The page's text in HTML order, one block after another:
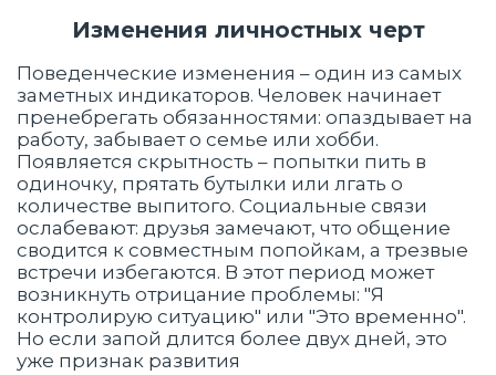
Изменения личностных черт
Поведенческие изменения – один из самых
заметных индикаторов. Человек начинает
пренебрегать обязанностями: опаздывает на
работу, забывает о семье или хобби.
Появляется скрытность – попытки пить в
одиночку, прятать бутылки или лгать о
количестве выпитого. Социальные связи
ослабевают: друзья замечают, что общение
сводится к совместным попойкам, а трезвые
встречи избегаются. В этот период может
возникнуть отрицание проблемы: "Я
контролирую ситуацию" или "Это временно".
Но если запой длится более двух дней, это
уже признак развития